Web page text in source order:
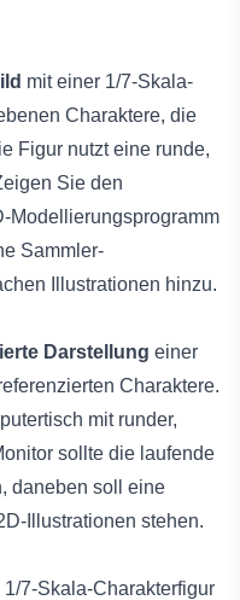
mit einer 1/7-Skala-
Charaktere, die
Figur nutzt eine runde,
Sie den
Modellierungsprogramm
Sammler-
Illustrationen hinzu.
Darstellung einer
Charaktere.
mit runder,
sollte die laufende
daneben soll eine
Illustrationen stehen.
7-Skala-Charakterfigur